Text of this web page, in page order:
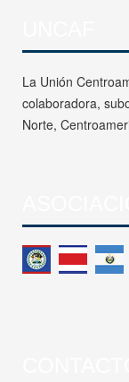
La Unión
colaboradora,
Norte,